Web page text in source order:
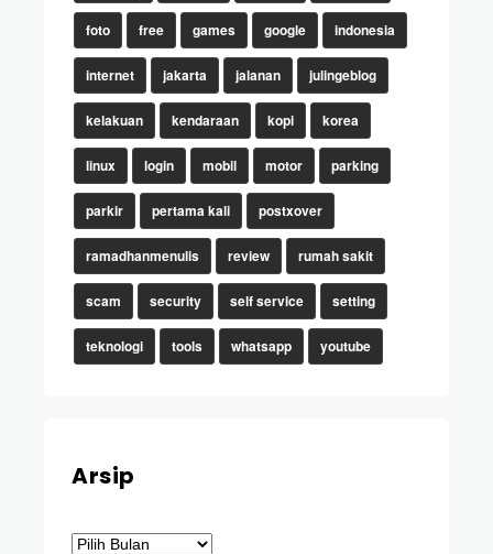
foto free games google indonesia
internet jakarta jalanan julingeblog
kelakuan kendaraan kopi korea
linux login mobil motor parking
parkir pertama kali postxover
ramadhanmenulis review rumah sakit
scam security self service setting
teknologi tools whatsapp youtube
Arsip
Arsip